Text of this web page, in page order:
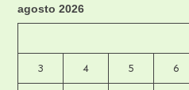
agosto 2026
3 4 5 6